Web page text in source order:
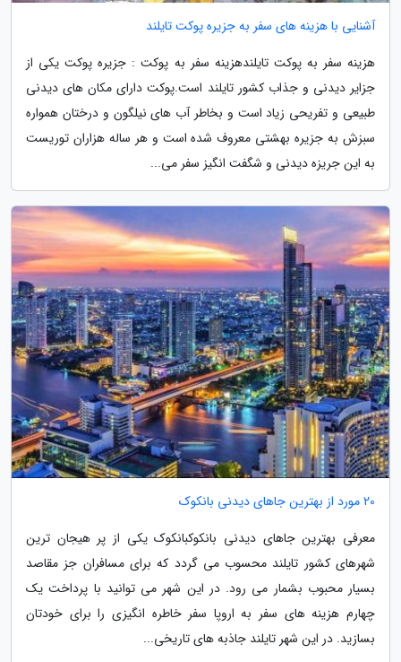
آشنایی با هزینه های سفر به جزیره پوکت تایلند
هزینه سفر به پوکت تایلندهزینه سفر به پوکت : جزیره پوکت یکی از
جزایر دیدنی و جذاب کشور تایلند است.پوکت دارای مکان های دیدنی
طبیعی و تفریحی زیاد است و بخاطر آب های نیلگون و درختان همواره
سبزش به جزیره بهشتی معروف شده است و هر ساله هزاران توریست
به این جریزه دیدنی و شگفت انگیز سفر می...
20 مورد از بهترین جاهای دیدنی بانکوک
معرفی بهترین جاهای دیدنی بانکوکبانکوک یکی از پر هیجان ترین
شهرهای کشور تایلند محسوب می گردد که برای مسافران جز مقاصد
بسیار محبوب بشمار می رود. در این شهر می توانید با پرداخت یک
چهارم هزینه های سفر به اروپا سفر خاطره انگیزی را برای خودتان
بسازید. در این شهر تایلند جاذبه های تاریخی...